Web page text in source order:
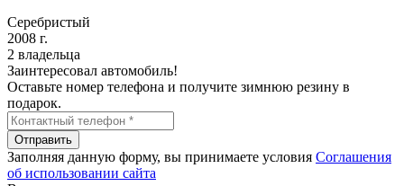
Серебристый
2008 г.
2 владельца
Заинтересовал автомобиль!
Оставьте номер телефона и получите зимнюю резину в
подарок.
Отправить
Заполняя данную форму, вы принимаете условия Соглашения
об использовании сайта